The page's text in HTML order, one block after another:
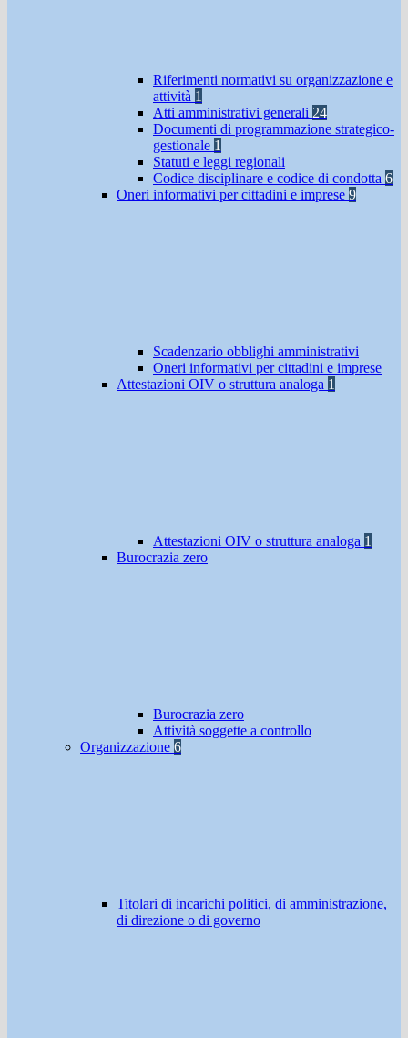
Riferimenti normativi su organizzazione e
attività 1
Atti amministrativi generali 24
Documenti di programmazione strategico-
gestionale 1
Statuti e leggi regionali
Codice disciplinare e codice di condotta 6
Oneri informativi per cittadini e imprese 9
Scadenzario obblighi amministrativi
Oneri informativi per cittadini e imprese
Attestazioni OIV o struttura analoga 1
Attestazioni OIV o struttura analoga 1
Burocrazia zero
Burocrazia zero
Attività soggette a controllo
Organizzazione 6
Titolari di incarichi politici, di amministrazione,
di direzione o di governo